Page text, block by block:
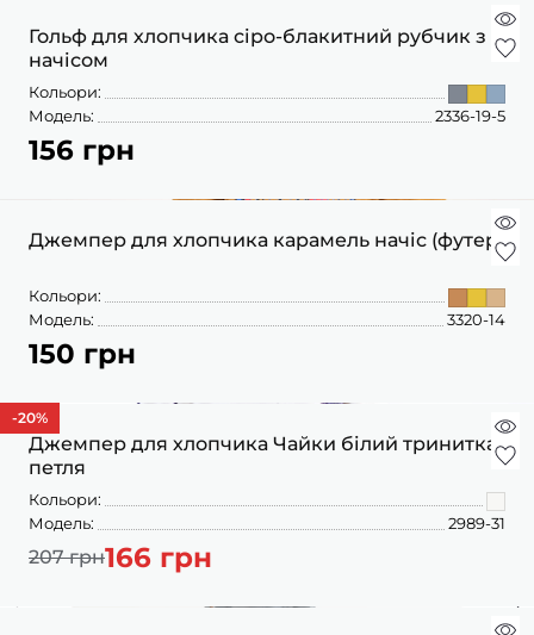
Гольф для хлопчика сіро-блакитний рубчик з
начісом
Кольори:
Модель:
2336-19-5
156 грн
Джемпер для хлопчика карамель начіс (футер)
Кольори:
Модель:
3320-14
150 грн
-20%
Джемпер для хлопчика Чайки білий тринитка
петля
Кольори:
Модель:
2989-31
207 грн166 грн